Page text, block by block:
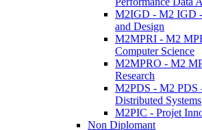
M2IGD - M2 IGD
and Design
M2MPRI - M2
Computer Science
M2MPRO - M2
Research
M2PDS - M2 PDS
Distributed Systems
M2PIC - Projet
Non Diplomant